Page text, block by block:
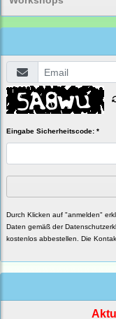
Eingabe Sicherheitscode: *
Durch Klicken auf "anmelden"
Daten gemäß der
kostenlos abbestellen. Die